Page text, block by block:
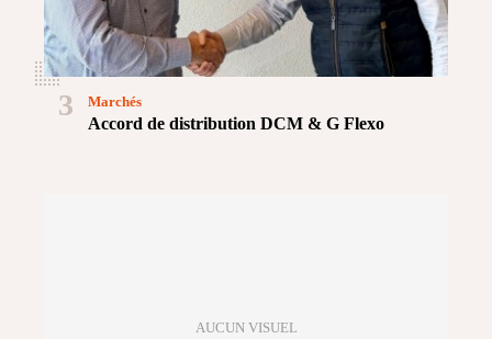
3
Accord de distribution DCM & G Flexo
Marchés
AUCUN VISUEL